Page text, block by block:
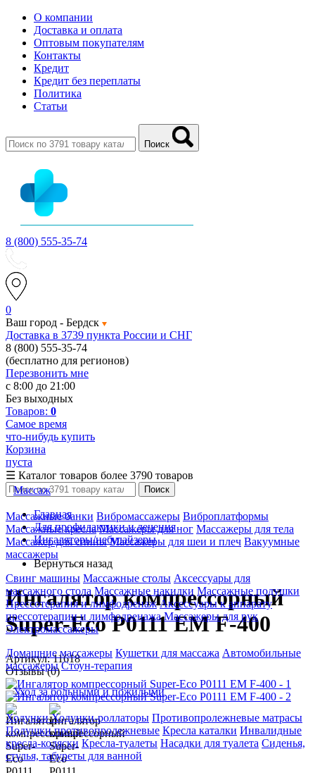
О компании
Доставка и оплата
Оптовым покупателям
Контакты
Кредит
Кредит без переплаты
Политика
Статьи
Поиск
8 (800) 555-35-74
0
Ваш город - Бердск
Доставка в 3739 пункта России и СНГ
8 (800) 555-35-74
(бесплатно для регионов)
Перезвонить мне
с 8:00 до 21:00
Без выходных
Товаров: 0
Самое время
что-нибудь купить
Корзина
пуста
☰ Каталог товаров более 3790 товаров
Массаж
Массажные банки Вибромассажеры Виброплатформы
Массажные кресла Массажеры для ног Массажеры для тела
Массажер для спины Массажеры для шеи и плеч Вакуумные
массажеры
Свинг машины Массажные столы Аксессуары для
массажного стола Массажные накидки Массажные подушки
Прессотерапия и лимфодренаж Аксессуары к аппарату
прессотерапии и лимфодренажа Массажеры для рук
Электромассажеры
Домашние массажеры Кушетки для массажа Автомобильные
массажеры Стоун-терапия
Уход за больными и пожилыми
ХодункиХодунки-роллаторы Противопролежневые матрасы
Подушки противопролежневые Кресла каталки Инвалидные
кресла-коляски Кресла-туалеты Насадки для туалета Сиденья,
стулья, табуреты для ванной
Поиск
Главная
Для профилактики и лечения
Ингаляторы/небулайзеры
Вернуться назад
Ингалятор компрессорный
Super-Eco P0111 EM F-400
Артикул: 11618
Отзывы (0)